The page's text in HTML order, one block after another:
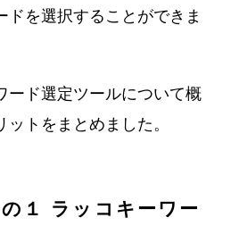
ドを選択することができま
ード選定ツールについて概
トをまとめました。
１ ラッコキーワー